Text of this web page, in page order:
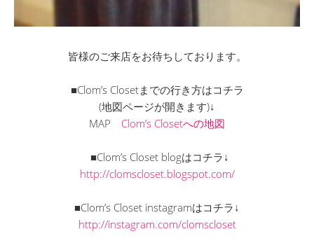
皆様のご来店をお待ちしております。
■Clom’s Closetまでの行き方はコチラ
(地図ページが開きます)↓
MAP Clom’s Closetへの地図
■Clom’s Closet blogはコチラ↓
http://clomscloset.blogspot.com/
■Clom’s Closet instagramはコチラ↓
http://instagram.com/clomscloset